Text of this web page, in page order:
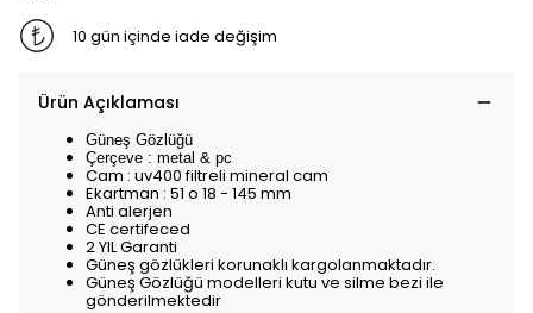
10 gün içinde iade değişim
Ürün Açıklaması
Güneş Gözlüğü
Çerçeve : metal & pc
Cam : uv400 filtreli mineral cam
Ekartman : 51 o 18 - 145 mm
Anti alerjen
CE certifeced
2 YIL Garanti
Güneş gözlükleri korunaklı kargolanmaktadır.
Güneş Gözlüğü modelleri kutu ve silme bezi ile
gönderilmektedir